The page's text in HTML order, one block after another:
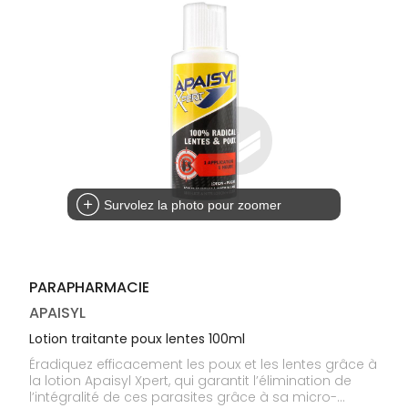
Survolez la photo pour zoomer
PARAPHARMACIE
APAISYL
Lotion traitante poux lentes 100ml
Éradiquez efficacement les poux et les lentes grâce à
la lotion Apaisyl Xpert, qui garantit l’élimination de
l’intégralité de ces parasites grâce à sa micro-